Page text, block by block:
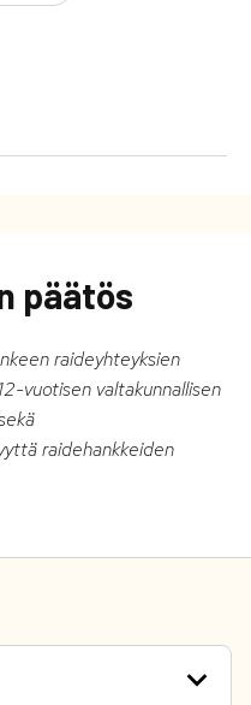
päätös
raideyhteyksien
vuotisen valtakunnallisen
raidehankkeiden